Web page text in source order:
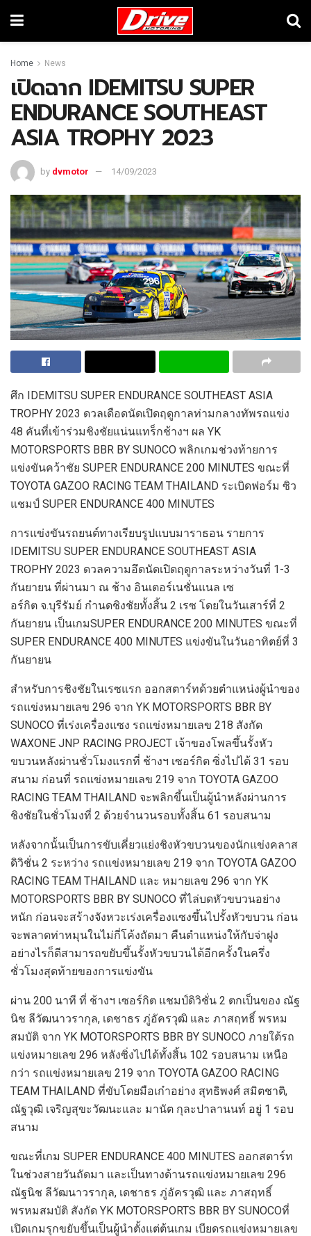
Home News
เปิดฉาก IDEMITSU SUPER
ENDURANCE SOUTHEAST
ASIA TROPHY 2023
by dvmotor 14/09/2023
ศึก IDEMITSU SUPER ENDURANCE SOUTHEAST ASIA
TROPHY 2023 ดวลเดือดนัดเปิดฤดูกาลท่ามกลางทัพรถแข่ง
48 คันที่เข้าร่วมชิงชัยแน่นแทร็กช้างฯ ผล YK
MOTORSPORTS BBR BY SUNOCO พลิกเกมช่วงท้ายการ
แข่งขันคว้าชัย SUPER ENDURANCE 200 MINUTES ขณะที่
TOYOTA GAZOO RACING TEAM THAILAND ระเบิดฟอร์ม ซิว
แชมป์ SUPER ENDURANCE 400 MINUTES
การแข่งขันรถยนต์ทางเรียบรูปแบบมาราธอน รายการ
IDEMITSU SUPER ENDURANCE SOUTHEAST ASIA
TROPHY 2023 ดวลความอึดนัดเปิดฤดูกาลระหว่างวันที่ 1-3
กันยายน ที่ผ่านมา ณ ช้าง อินเตอร์เนชั่นแนล เซ
อร์กิต จ.บุรีรัมย์ กำนดชิงชัยทั้งสิ้น 2 เรซ โดยในวันเสาร์ที่ 2
กันยายน เป็นเกมSUPER ENDURANCE 200 MINUTES ขณะที่
SUPER ENDURANCE 400 MINUTES แข่งขันในวันอาทิตย์ที่ 3
กันยายน
สำหรับการชิงชัยในเรซแรก ออกสตาร์ทด้วยตำแหน่งผู้นำของ
รถแข่งหมายเลข 296 จาก YK MOTORSPORTS BBR BY
SUNOCO ที่เร่งเครื่องแซง รถแข่งหมายเลข 218 สังกัด
WAXONE JNP RACING PROJECT เจ้าของโพลขึ้นรั้งหัว
ขบวนหลังผ่านชั่วโมงแรกที่ ช้างฯ เซอร์กิต ซิ่งไปได้ 31 รอบ
สนาม ก่อนที่ รถแข่งหมายเลข 219 จาก TOYOTA GAZOO
RACING TEAM THAILAND จะพลิกขึ้นเป็นผู้นำหลังผ่านการ
ชิงชัยในชั่วโมงที่ 2 ด้วยจำนวนรอบทั้งสิ้น 61 รอบสนาม
หลังจากนั้นเป็นการขับเคี่ยวแย่งชิงหัวขบวนของนักแข่งคลาส
ดิวิชั่น 2 ระหว่าง รถแข่งหมายเลข 219 จาก TOYOTA GAZOO
RACING TEAM THAILAND และ หมายเลข 296 จาก YK
MOTORSPORTS BBR BY SUNOCO ที่ไล่บดหัวขบวนอย่าง
หนัก ก่อนจะสร้างจังหวะเร่งเครื่องแซงขึ้นไปรั้งหัวขบวน ก่อน
จะพลาดท่าหมุนในไม่กี่โค้งถัดมา คืนตำแหน่งให้กับจ่าฝูง
อย่างไรก็ดีสามารถขยับขึ้นรั้งหัวขบวนได้อีกครั้งในครึ่ง
ชั่วโมงสุดท้ายของการแข่งขัน
ผ่าน 200 นาที ที่ ช้างฯ เซอร์กิต แชมป์ดิวิชั่น 2 ตกเป็นของ ณัฐ
นิช ลีวัฒนาวรากุล, เดชาธร ภู่อัครวุฒิ และ ภาสฤทธิ์ พรหม
สมบัติ จาก YK MOTORSPORTS BBR BY SUNOCO ภายใต้รถ
แข่งหมายเลข 296 หลังซิ่งไปได้ทั้งสิ้น 102 รอบสนาม เหนือ
กว่า รถแข่งหมายเลข 219 จาก TOYOTA GAZOO RACING
TEAM THAILAND ที่ขับโดยมือเก๋าอย่าง สุทธิพงศ์ สมิตชาติ,
ณัฐวุฒิ เจริญสุขะวัฒนะและ มานัต กุละปาลานนท์ อยู่ 1 รอบ
สนาม
ขณะที่เกม SUPER ENDURANCE 400 MINUTES ออกสตาร์ท
ในช่วงสายวันถัดมา และเป็นทางด้านรถแข่งหมายเลข 296
ณัฐนิช ลีวัฒนาวรากุล, เดชาธร ภู่อัครวุฒิ และ ภาสฤทธิ์
พรหมสมบัติ สังกัด YK MOTORSPORTS BBR BY SUNOCOที่
เปิดเกมรุกขยับขึ้นเป็นผู้นำตั้งแต่ต้นเกม เบียดรถแข่งหมายเลข